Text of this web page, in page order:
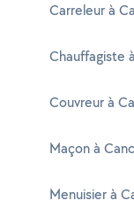
Carreleur à
Chauffagiste
Couvreur à
Maçon à
Menuisier à